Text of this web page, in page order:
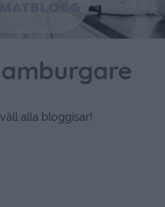
alla bloggisar!